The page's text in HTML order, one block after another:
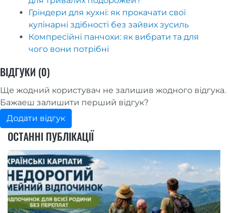
Гріндери для кухні: як прокачати свої
кулінарні здібності без зайвих зусиль
Компресійні панчохи: як вибрати та для
чого вони потрібні
ВІДГУКИ (0)
Ще жодний користувач не залишив жодного відгука.
Бажаеш залишити перший відгук?
Додати відгук
ОСТАННІ ПУБЛІКАЦІЇ